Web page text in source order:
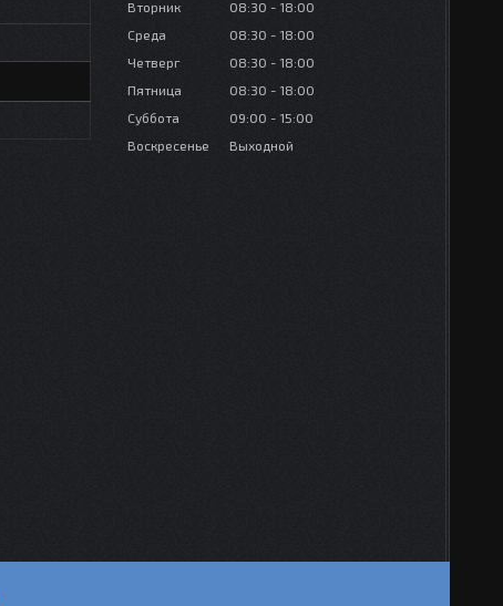
Вторник
08:30
18:00
Среда
08:30
18:00
Четверг
08:30
18:00
Пятница
08:30
18:00
Суббота
09:00
15:00
Воскресенье
Выходной